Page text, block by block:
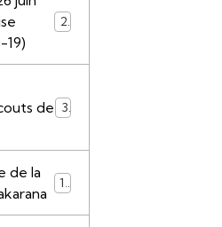
19)
21
de
3
de la
11